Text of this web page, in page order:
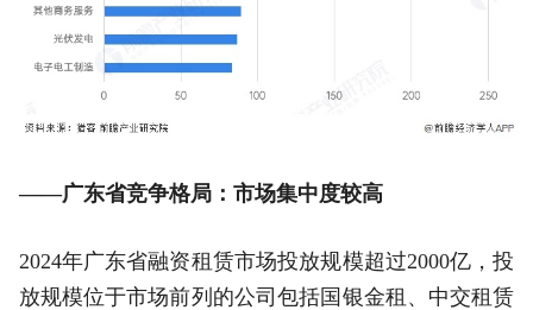
——广东省竞争格局：市场集中度较高
2024年广东省融资租赁市场投放规模超过2000亿，投
放规模位于市场前列的公司包括国银金租、中交租赁